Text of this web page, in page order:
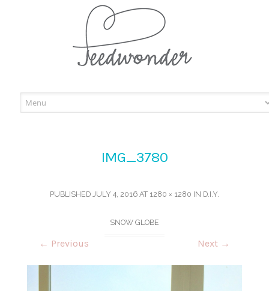
content
IMG_3780
PUBLISHED JULY 4, 2016 AT 1280 × 1280 IN D.I.Y.
SNOW GLOBE
← Previous Next →